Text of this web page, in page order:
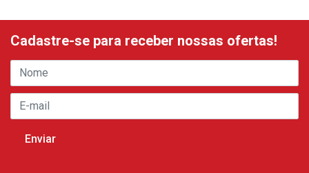
Cadastre-se para receber nossas ofertas!